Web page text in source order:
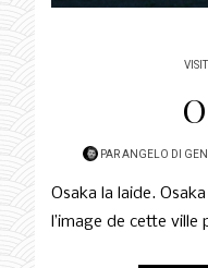
PARANGELO DI
Osaka la laide.
l’image de cette ville